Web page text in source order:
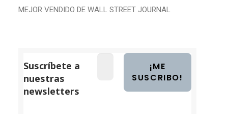
MEJOR VENDIDO DE WALL STREET JOURNAL
Suscríbete a
nuestras
newsletters